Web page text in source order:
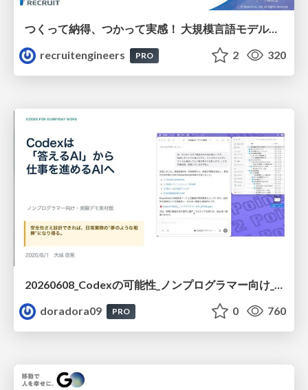
つくって納得、つかって実感！ 大規模言語モデルことはじめ ver2.0
recruitengineers
PRO 2 320
20260608_Codexの可能性_ノンプログラマー向け_大城追記
doradora09
PRO 0 760